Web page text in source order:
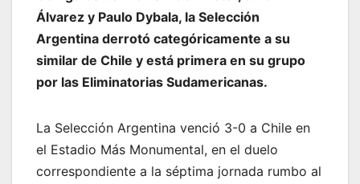
Álvarez y Paulo Dybala, la Selección
Argentina derrotó categóricamente a su
similar de Chile y está primera en su grupo
por las Eliminatorias Sudamericanas.
La Selección Argentina venció 3-0 a Chile en
el Estadio Más Monumental, en el duelo
correspondiente a la séptima jornada rumbo al